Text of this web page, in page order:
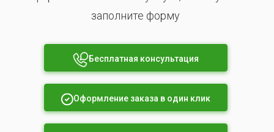
заполните форму
Бесплатная консультация
Оформление заказа в один клик